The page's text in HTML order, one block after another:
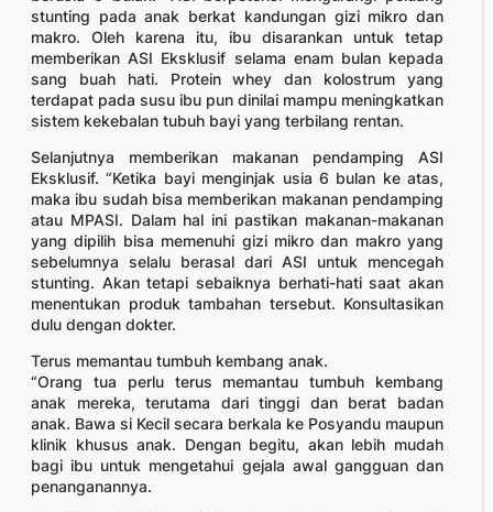
stunting pada anak berkat kandungan gizi mikro dan
makro. Oleh karena itu, ibu disarankan untuk tetap
memberikan ASI Eksklusif selama enam bulan kepada
sang buah hati. Protein whey dan kolostrum yang
terdapat pada susu ibu pun dinilai mampu meningkatkan
sistem kekebalan tubuh bayi yang terbilang rentan.
Selanjutnya memberikan makanan pendamping ASI
Eksklusif. “Ketika bayi menginjak usia 6 bulan ke atas,
maka ibu sudah bisa memberikan makanan pendamping
atau MPASI. Dalam hal ini pastikan makanan-makanan
yang dipilih bisa memenuhi gizi mikro dan makro yang
sebelumnya selalu berasal dari ASI untuk mencegah
stunting. Akan tetapi sebaiknya berhati-hati saat akan
menentukan produk tambahan tersebut. Konsultasikan
dulu dengan dokter.
Terus memantau tumbuh kembang anak.
“Orang tua perlu terus memantau tumbuh kembang
anak mereka, terutama dari tinggi dan berat badan
anak. Bawa si Kecil secara berkala ke Posyandu maupun
klinik khusus anak. Dengan begitu, akan lebih mudah
bagi ibu untuk mengetahui gejala awal gangguan dan
penanganannya.